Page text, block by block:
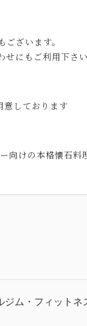
ざいます。
せにもご利用下さ
意しております
向けの本格懐石料
ジム・フィットネ